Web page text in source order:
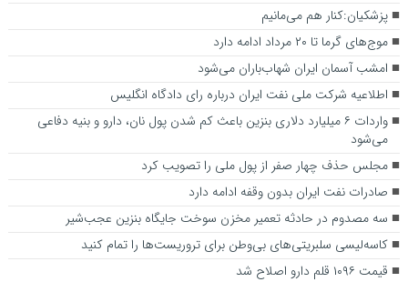
پزشکیان:کنار هم می‌مانیم
موج‌های گرما تا ۲۰ مرداد ادامه دارد
امشب آسمان ایران شهاب‌باران می‌شود
اطلاعیه شرکت ملی نفت ایران درباره رای دادگاه انگلیس
واردات ۶ میلیارد دلاری بنزین باعث کم شدن پول نان، دارو و بنیه دفاعی
می‌شود
مجلس حذف چهار صفر از پول ملی را تصویب کرد
صادرات نفت ایران بدون وقفه ادامه دارد
سه مصدوم در حادثه تعمیر مخزن سوخت جایگاه بنزین عجب‌شیر
کاسه‌لیسی سلبریتی‌‌های بی‌وطن برای تروریست‌ها را تمام کنید
قیمت ۱۰۹۶ قلم دارو اصلاح شد